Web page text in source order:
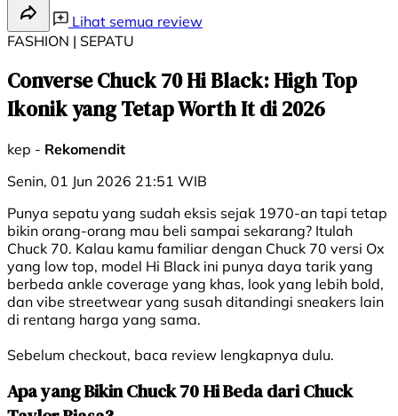
Lihat semua review
FASHION | SEPATU
Converse Chuck 70 Hi Black: High Top
Ikonik yang Tetap Worth It di 2026
kep - Rekomendit
Senin, 01 Jun 2026 21:51 WIB
Punya sepatu yang sudah eksis sejak 1970-an tapi tetap
bikin orang-orang mau beli sampai sekarang? Itulah
Chuck 70. Kalau kamu familiar dengan Chuck 70 versi Ox
yang low top, model Hi Black ini punya daya tarik yang
berbeda ankle coverage yang khas, look yang lebih bold,
dan vibe streetwear yang susah ditandingi sneakers lain
di rentang harga yang sama.
Sebelum checkout, baca review lengkapnya dulu.
Apa yang Bikin Chuck 70 Hi Beda dari Chuck